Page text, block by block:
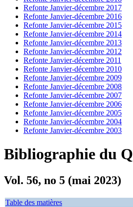
Refonte Janvier-décembre 2017
Refonte Janvier-décembre 2016
Refonte Janvier-décembre 2015
Refonte Janvier-décembre 2014
Refonte Janvier-décembre 2013
Refonte Janvier-décembre 2012
Refonte Janvier-décembre 2011
Refonte Janvier-décembre 2010
Refonte Janvier-décembre 2009
Refonte Janvier-décembre 2008
Refonte Janvier-décembre 2007
Refonte Janvier-décembre 2006
Refonte Janvier-décembre 2005
Refonte Janvier-décembre 2004
Refonte Janvier-décembre 2003
Bibliographie du
Vol. 56, no 5 (mai 2023)
Table des matières